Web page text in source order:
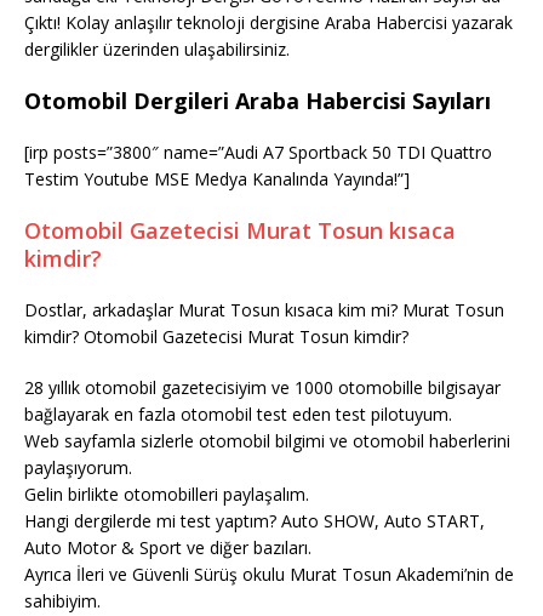
Çıktı! Kolay anlaşılır teknoloji dergisine Araba Habercisi yazarak
dergilikler üzerinden ulaşabilirsiniz.
Otomobil Dergileri Araba Habercisi Sayıları
[irp posts=”3800″ name=”Audi A7 Sportback 50 TDI Quattro
Testim Youtube MSE Medya Kanalında Yayında!”]
Otomobil Gazetecisi Murat Tosun kısaca
kimdir?
Dostlar, arkadaşlar Murat Tosun kısaca kim mi? Murat Tosun
kimdir? Otomobil Gazetecisi Murat Tosun kimdir?
28 yıllık otomobil gazetecisiyim ve 1000 otomobille bilgisayar
bağlayarak en fazla otomobil test eden test pilotuyum.
Web sayfamla sizlerle otomobil bilgimi ve otomobil haberlerini
paylaşıyorum.
Gelin birlikte otomobilleri paylaşalım.
Hangi dergilerde mi test yaptım? Auto SHOW, Auto START,
Auto Motor & Sport ve diğer bazıları.
Ayrıca İleri ve Güvenli Sürüş okulu Murat Tosun Akademi’nin de
sahibiyim.